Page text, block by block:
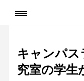
キャンパス
究室の学生